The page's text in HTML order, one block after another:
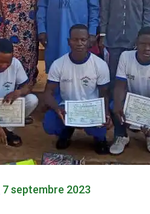
7 septembre 2023